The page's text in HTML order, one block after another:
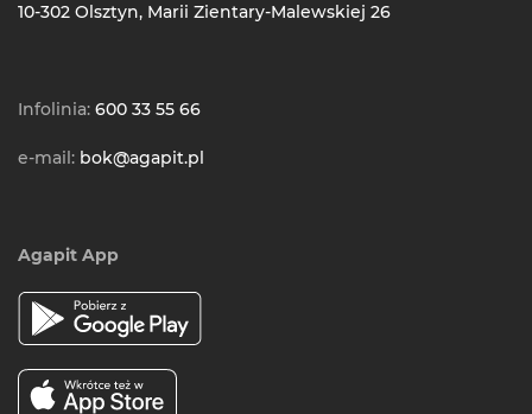
10-302 Olsztyn, Marii Zientary-Malewskiej 26
Infolinia: 600 33 55 66
e-mail: bok@agapit.pl
Agapit App